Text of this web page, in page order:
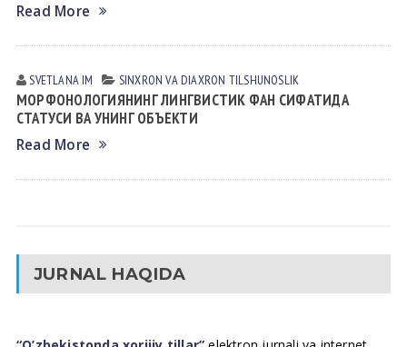
Read More
SVETLANA IM SINXRON VА DIАXRON TILSHUNOSLIK
МОРФОНОЛОГИЯНИНГ ЛИНГВИСТИК ФАН СИФАТИДА
СТАТУСИ ВА УНИНГ ОБЪЕКТИ
Read More
JURNAL HAQIDA